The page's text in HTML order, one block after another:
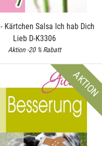
- Kärtchen Salsa Ich hab Dich
Lieb D-K3306
Aktion -20 % Rabatt
AKTION